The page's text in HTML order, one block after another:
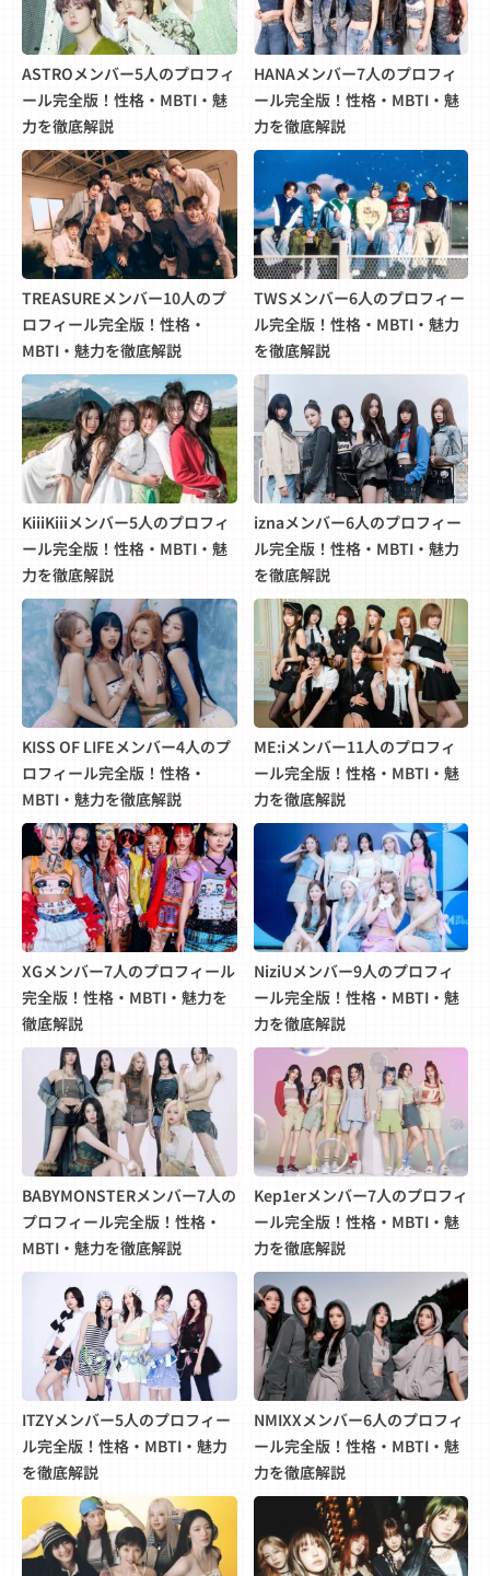
ASTROメンバー5人のプロフィ
ール完全版！性格・MBTI・魅
力を徹底解説
HANAメンバー7人のプロフィ
ール完全版！性格・MBTI・魅
力を徹底解説
TREASUREメンバー10人のプ
ロフィール完全版！性格・
MBTI・魅力を徹底解説
TWSメンバー6人のプロフィー
ル完全版！性格・MBTI・魅力
を徹底解説
KiiiKiiiメンバー5人のプロフィ
ール完全版！性格・MBTI・魅
力を徹底解説
iznaメンバー6人のプロフィー
ル完全版！性格・MBTI・魅力
を徹底解説
KISS OF LIFEメンバー4人のプ
ロフィール完全版！性格・
MBTI・魅力を徹底解説
ME:iメンバー11人のプロフィ
ール完全版！性格・MBTI・魅
力を徹底解説
XGメンバー7人のプロフィール
完全版！性格・MBTI・魅力を
徹底解説
NiziUメンバー9人のプロフィ
ール完全版！性格・MBTI・魅
力を徹底解説
BABYMONSTERメンバー7人の
プロフィール完全版！性格・
MBTI・魅力を徹底解説
Kep1erメンバー7人のプロフィ
ール完全版！性格・MBTI・魅
力を徹底解説
ITZYメンバー5人のプロフィー
ル完全版！性格・MBTI・魅力
を徹底解説
NMIXXメンバー6人のプロフィ
ール完全版！性格・MBTI・魅
力を徹底解説